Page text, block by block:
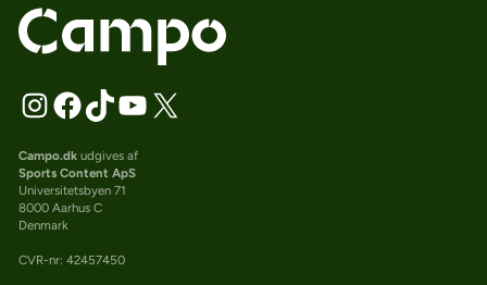
Campo.dkudgives af
Sports Content ApS
Universitetsbyen 71
8000 Aarhus C
Denmark
CVR-nr: 42457450